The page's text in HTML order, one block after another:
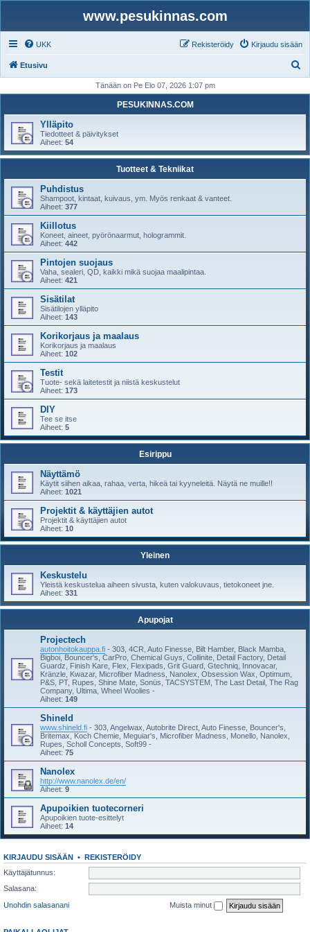
www.pesukinnas.com
UKK Kirjaudu sisään
Rekisteröidy
Etusivu
i
Tänään on Pe Elo 07, 2026 1:07 pm
PESUKINNAS.COM
Ylläpito
Tiedotteet & päivitykset
Aiheet: 54
Tuotteet & Tekniikat
Puhdistus
Shampoot, kintaat, kuivaus, ym. Myös renkaat & vanteet.
Aiheet: 377
Kiillotus
Koneet, aineet, pyörönaarmut, hologrammit.
Aiheet: 442
Pintojen suojaus
Vaha, sealeri, QD, kaikki mikä suojaa maalipintaa.
Aiheet: 421
Sisätilat
Sisätilojen ylläpito
Aiheet: 143
Korikorjaus ja maalaus
Korikorjaus ja maalaus
Aiheet: 102
Testit
Tuote- sekä laitetestit ja niistä keskustelut
Aiheet: 173
DIY
Tee se itse
Aiheet: 5
Esirippu
Näyttämö
Käytit siihen aikaa, rahaa, verta, hikeä tai kyyneleitä. Näytä ne muille!!
Aiheet: 1021
Projektit & käyttäjien autot
Projektit & käyttäjien autot
Aiheet: 10
Yleinen
Keskustelu
Yleistä keskustelua aiheen sivusta, kuten valokuvaus, tietokoneet jne.
Aiheet: 331
Apupojat
Projectech
autonhoitokauppa.fi - 303, 4CR, Auto Finesse, Bilt Hamber, Black Mamba,
Bigboi, Bouncer's, CarPro, Chemical Guys, Collinite, Detail Factory, Detail
Guardz, Finish Kare, Flex, Flexipads, Grit Guard, Gtechniq, Innovacar,
Kränzle, Kwazar, Microfiber Madness, Nanolex, Obsession Wax, Optimum,
P&S, PT, Rupes, Shine Mate, Sonüs, TACSYSTEM, The Last Detail, The Rag
Company, Ultima, Wheel Woolies -
Aiheet: 149
Shineld
www.shineld.fi - 303, Angelwax, Autobrite Direct, Auto Finesse, Bouncer's,
Britemax, Koch Chemie, Meguiar's, Microfiber Madness, Monello, Nanolex,
Rupes, Scholl Concepts, Soft99 -
Aiheet: 75
Nanolex
http://www.nanolex.de/en/
Aiheet: 9
Apupoikien tuotecorneri
Apupoikien tuote-esittelyt
Aiheet: 14
KIRJAUDU SISÄÄN • REKISTERÖIDY
Käyttäjätunnus:
Salasana:
Unohdin salasanani
Muista minut